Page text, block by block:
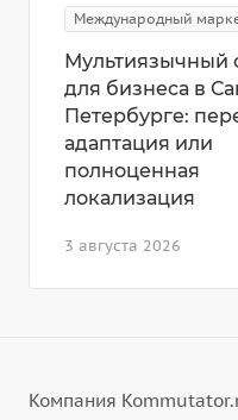
Международный
3 августа 2026
Мультиязычный
для бизнеса в
Петербурге:
адаптация или
полноценная
локализация
Компания